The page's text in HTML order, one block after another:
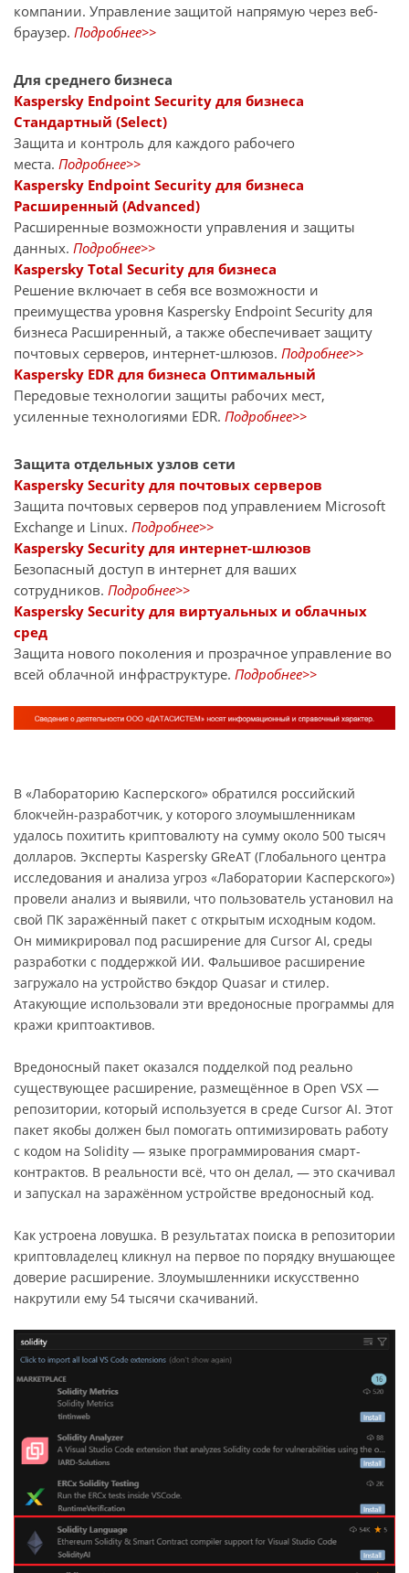
компании. Управление защитой напрямую через веб-
браузер. Подробнее>>
Для среднего бизнеса
Kaspersky Endpoint Security для бизнеса
Стандартный (Select)
Защита и контроль для каждого рабочего
места. Подробнее>>
Kaspersky Endpoint Security для бизнеса
Расширенный (Advanced)
Расширенные возможности управления и защиты
данных. Подробнее>>
Kaspersky Total Security для бизнеса
Решение включает в себя все возможности и
преимущества уровня Kaspersky Endpoint Security для
бизнеса Расширенный, а также обеспечивает защиту
почтовых серверов, интернет-шлюзов. Подробнее>>
Kaspersky EDR для бизнеса Оптимальный
Передовые технологии защиты рабочих мест,
усиленные технологиями EDR. Подробнее>>
Защита отдельных узлов сети
Kaspersky Security для почтовых серверов
Защита почтовых серверов под управлением Microsoft
Exchange и Linux. Подробнее>>
Kaspersky Security для интернет-шлюзов
Безопасный доступ в интернет для ваших
сотрудников. Подробнее>>
Kaspersky Security для виртуальных и облачных
сред
Защита нового поколения и прозрачное управление во
всей облачной инфраструктуре. Подробнее>>
В «Лабораторию Касперского» обратился российский
блокчейн-разработчик, у которого злоумышленникам
удалось похитить криптовалюту на сумму около 500 тысяч
долларов. Эксперты Kaspersky GReAT (Глобального центра
исследования и анализа угроз «Лаборатории Касперского»)
провели анализ и выявили, что пользователь установил на
свой ПК заражённый пакет с открытым исходным кодом.
Он мимикрировал под расширение для Cursor AI, среды
разработки с поддержкой ИИ. Фальшивое расширение
загружало на устройство бэкдор Quasar и стилер.
Атакующие использовали эти вредоносные программы для
кражи криптоактивов.
Вредоносный пакет оказался подделкой под реально
существующее расширение, размещённое в Open VSX —
репозитории, который используется в среде Cursor AI. Этот
пакет якобы должен был помогать оптимизировать работу
с кодом на Solidity — языке программирования смарт-
контрактов. В реальности всё, что он делал, — это скачивал
и запускал на заражённом устройстве вредоносный код.
Как устроена ловушка. В результатах поиска в репозитории
криптовладелец кликнул на первое по порядку внушающее
доверие расширение. Злоумышленники искусственно
накрутили ему 54 тысячи скачиваний.